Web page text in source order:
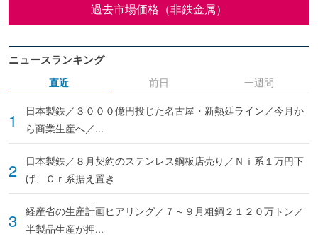
過去市場価格（非鉄金属）
ニュースランキング
直近
日本製鉄／３０００億円投じた名古屋・新熱延ライン／今月か
ら商業生産へ／...
日本製鉄／８月契約のステンレス鋼板店売り／Ｎｉ系１万円下
げ、Ｃｒ系据え置き
経産省の生産計画ヒアリング／７～９月粗鋼２１２０万トン／
半製品生産が押...
前日 一週間